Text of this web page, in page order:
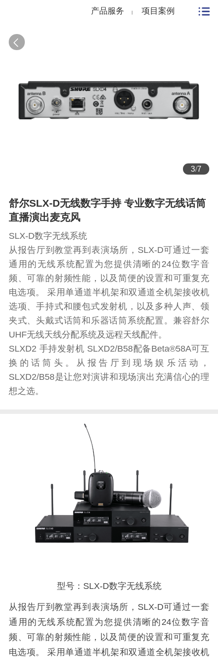
产品服务 项目案例
3/7
舒尔SLX-D无线数字手持 专业数字无线话筒
直播演出麦克风
SLX-D数字无线系统
从报告厅到教堂再到表演场所，SLX-D可通过一套
通用的无线系统配置为您提供清晰的24位数字音
频、可靠的射频性能，以及简便的设置和可重复充
电选项。 采用单通道半机架和双通道全机架接收机
选项、手持式和腰包式发射机，以及多种人声、领
夹式、头戴式话筒和乐器话筒系统配置。兼容舒尔
UHF无线天线分配系统及远程天线配件。
SLXD2 手持发射机 SLXD2/B58配备Beta®58A可互
换的话筒头。从报告厅到现场娱乐活动，
SLXD2/B58是让您对演讲和现场演出充满信心的理
想之选。
型号：SLX-D数字无线系统
从报告厅到教堂再到表演场所，SLX-D可通过一套
通用的无线系统配置为您提供清晰的24位数字音
频、可靠的射频性能，以及简便的设置和可重复充
电选项。 采用单通道半机架和双通道全机架接收机